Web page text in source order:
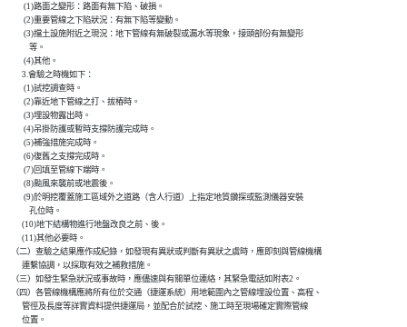
           (1)路面之變形：路面有無下陷、破損。
           (2)重要管線之下陷狀況：有無下陷等變動。
           (3)擋土設施附近之現況：地下管線有無破裂或漏水等現象，接頭部份有無變形
              等。
           (4)其他。
          3.會驗之時機如下：
           (1)試挖調查時。
           (2)靠近地下管線之打、拔樁時。
           (3)埋設物露出時。
           (4)吊掛防護或暫時支撐防護完成時。
           (5)補強措施完成時。
           (6)復舊之支撐完成時。
           (7)回填至管線下端時。
           (8)颱風來襲前或地震後。
           (9)於明挖覆蓋施工區域外之道路（含人行道）上指定地質鑽探或監測儀器安裝
              孔位時。
          (10)地下結構物進行地盤改良之前、後。
          (11)其他必要時。
    （二）查驗之結果應作成紀錄，如發現有異狀或判斷有異狀之虞時，應即刻與管線機構
          連繫協調，以採取有效之補救措施。
    （三）如發生緊急狀況或事故時，應儘速與有關單位連絡，其緊急電話如附表2。
    （四）各管線機構應將所有位於交通（捷運系統）用地範圍內之管線埋設位置、高程、
          管徑及長度等詳實資料提供捷運局，並配合於試挖、施工時至現場確定實際管線
          位置。